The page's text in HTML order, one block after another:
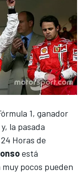
1, ganador
la pasada
Horas de
está
muy pocos pueden